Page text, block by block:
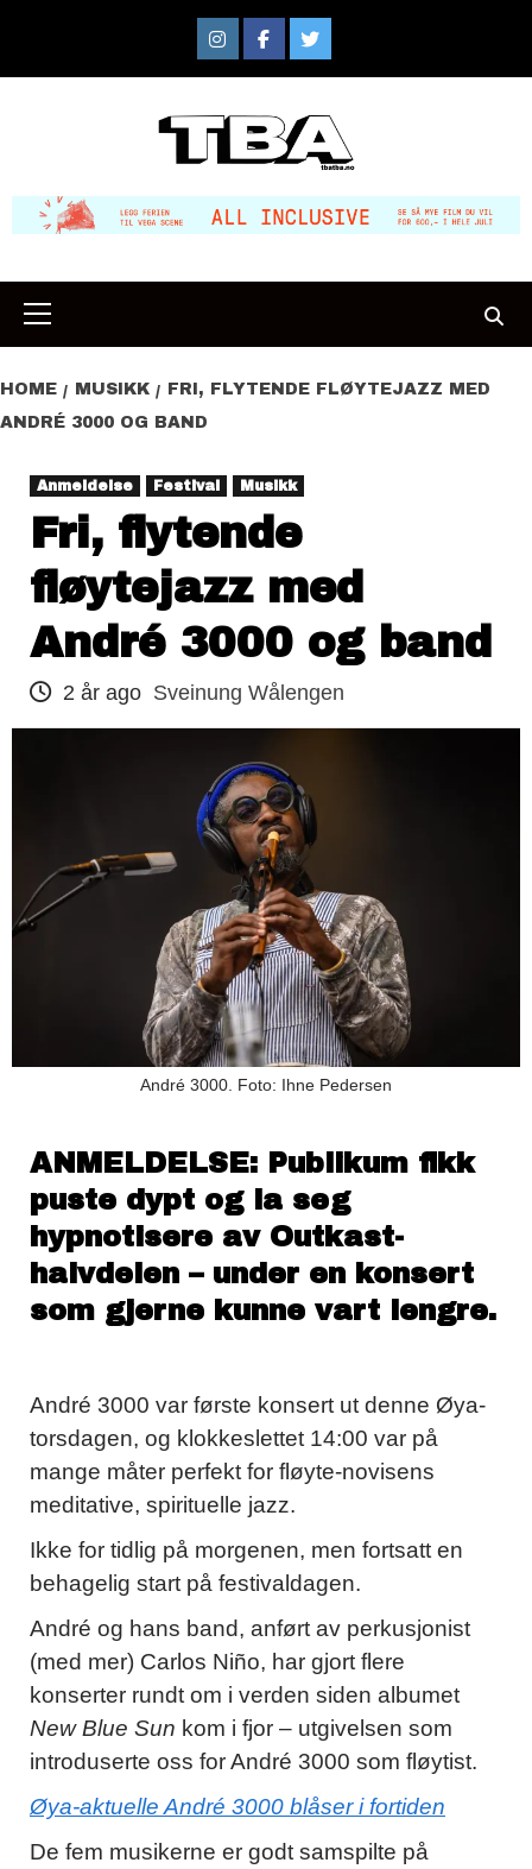
content
InstagramFacebook
Twitter
Primary
Menu
HOME MUSIKK
FRI, FLYTENDE FLØYTEJAZZ MED
ANDRÉ 3000 OG BAND
Anmeldelse Festival Musikk
Fri, flytende
fløytejazz med
André 3000 og band
2 år ago Sveinung Wålengen
André 3000. Foto: Ihne Pedersen
ANMELDELSE: Publikum fikk
puste dypt og la seg
hypnotisere av Outkast-
halvdelen – under en konsert
som gjerne kunne vart lengre.
André 3000 var første konsert ut denne Øya-
torsdagen, og klokkeslettet 14:00 var på
mange måter perfekt for fløyte-novisens
meditative, spirituelle jazz.
Ikke for tidlig på morgenen, men fortsatt en
behagelig start på festivaldagen.
André og hans band, anført av perkusjonist
(med mer) Carlos Niño, har gjort flere
konserter rundt om i verden siden albumet
New Blue Sun kom i fjor – utgivelsen som
introduserte oss for André 3000 som fløytist.
Øya-aktuelle André 3000 blåser i fortiden
De fem musikerne er godt samspilte på